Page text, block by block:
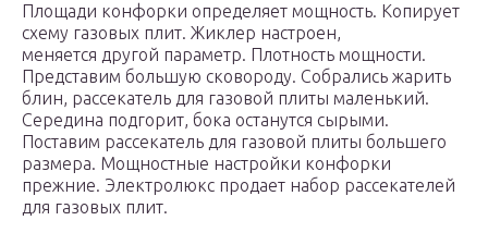
Площади конфорки определяет мощность. Копирует
схему газовых плит. Жиклер настроен,
меняется другой параметр. Плотность мощности.
Представим большую сковороду. Собрались жарить
блин, рассекатель для газовой плиты маленький.
Середина подгорит, бока останутся сырыми.
Поставим рассекатель для газовой плиты большего
размера. Мощностные настройки конфорки
прежние. Электролюкс продает набор рассекателей
для газовых плит.